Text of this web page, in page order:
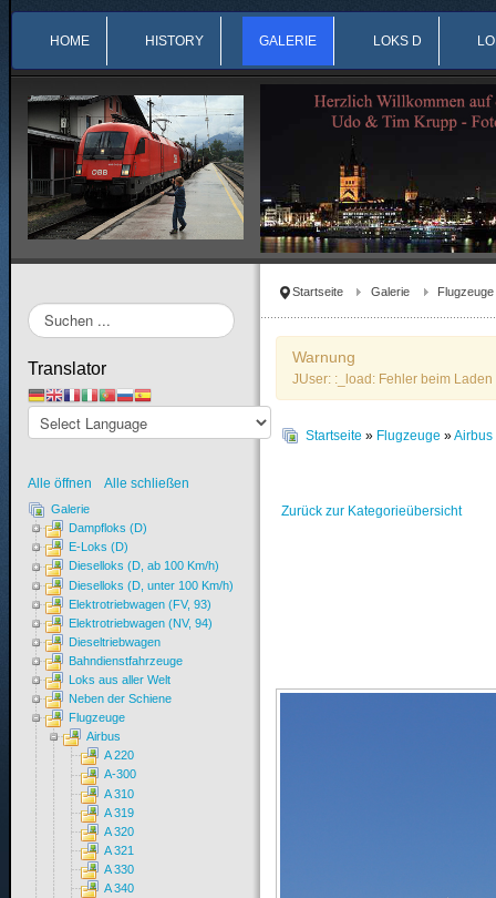
HOME HISTORY GALERIE LOKS D
Startseite Galerie Flugzeuge
Warnung
JUser: :_load: Fehler beim
Startseite » Flugzeuge »Airbus
Zurück zur Kategorieübersicht
Suchen
...
Translator
Alle öffnen Alle schließen
Galerie
Dampfloks (D)
E-Loks (D)
Dieselloks (D, ab 100 Km/h)
Dieselloks (D, unter 100 Km/h)
Elektrotriebwagen (FV, 93)
Elektrotriebwagen (NV, 94)
Dieseltriebwagen
Bahndienstfahrzeuge
Loks aus aller Welt
Neben der Schiene
Flugzeuge
Airbus
A 220
A-300
A 310
A 319
A 320
A 321
A 330
A 340